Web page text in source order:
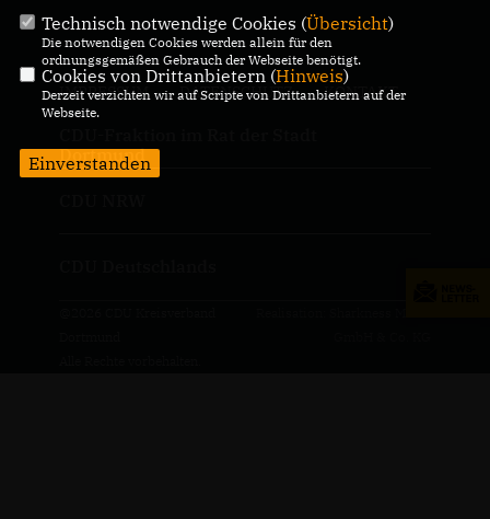
IMPRESSUM DATENSCHUTZ KONTAKT
Dortmund
Technisch notwendige Cookies (Übersicht)
Die notwendigen Cookies werden allein für den
ordnungsgemäßen Gebrauch der Webseite benötigt.
Cookies von Drittanbietern (Hinweis)
Derzeit verzichten wir auf Scripte von Drittanbietern auf der
Webseite.
Einverstanden